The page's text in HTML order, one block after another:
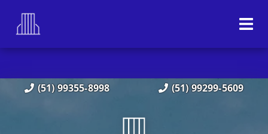
(51) 99355-8998 (51) 99299-5609